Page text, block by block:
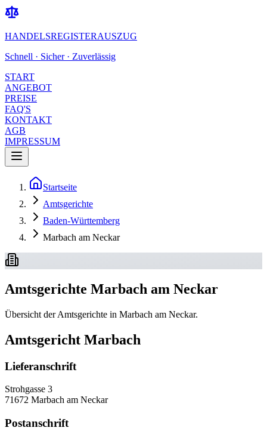
HANDELSREGISTERAUSZUG
Schnell · Sicher · Zuverlässig
START
ANGEBOT
PREISE
FAQ'S
KONTAKT
AGB
IMPRESSUM
Startseite
Amtsgerichte
Baden-Württemberg
Marbach am Neckar
Amtsgerichte Marbach am Neckar
Übersicht der Amtsgerichte in Marbach am Neckar.
Amtsgericht Marbach
Lieferanschrift
Strohgasse 3
71672 Marbach am Neckar
Postanschrift